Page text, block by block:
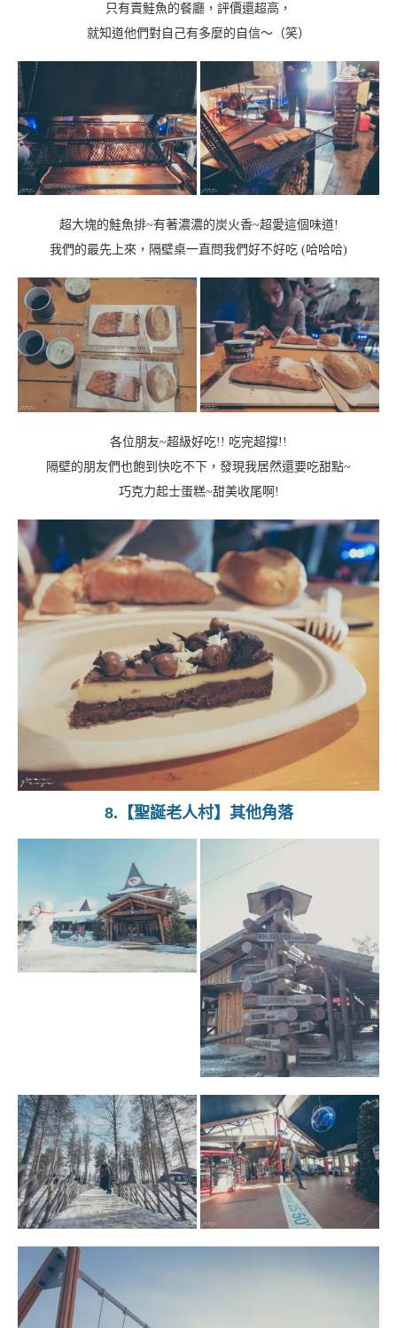
只有賣鮭魚的餐廳，評價還超高，
就知道他們對自己有多麼的自信～（笑）
超大塊的鮭魚排~有著濃濃的炭火香~超愛這個味道!
我們的最先上來，隔壁桌一直問我們好不好吃 (哈哈哈)
各位朋友~超級好吃!! 吃完超撐!!
隔壁的朋友們也飽到快吃不下，發現我居然還要吃甜點~
巧克力起士蛋糕~甜美收尾啊!
8.【聖誕老人村】其他角落